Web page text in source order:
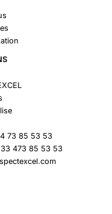
73 85 53 53
473 85 53 53